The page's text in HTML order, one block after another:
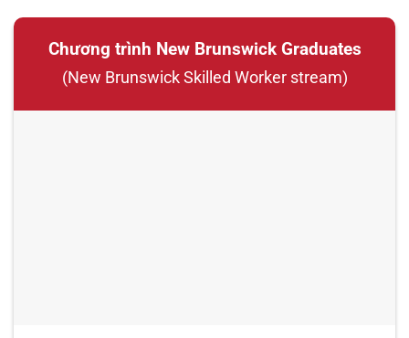
Chương trình New Brunswick Graduates
(New Brunswick Skilled Worker stream)